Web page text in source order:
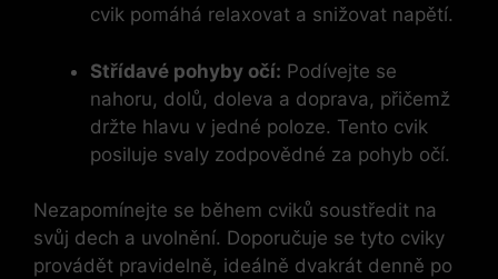
cvik pomáhá relaxovat a snižovat napětí.
Střídavé pohyby očí: Podívejte se
nahoru, dolů, doleva a doprava, přičemž
držte hlavu v jedné poloze. Tento cvik
posiluje svaly zodpovědné za pohyb očí.
Nezapomínejte se během cviků soustředit na
svůj dech a uvolnění. Doporučuje se tyto cviky
provádět pravidelně, ideálně dvakrát denně po